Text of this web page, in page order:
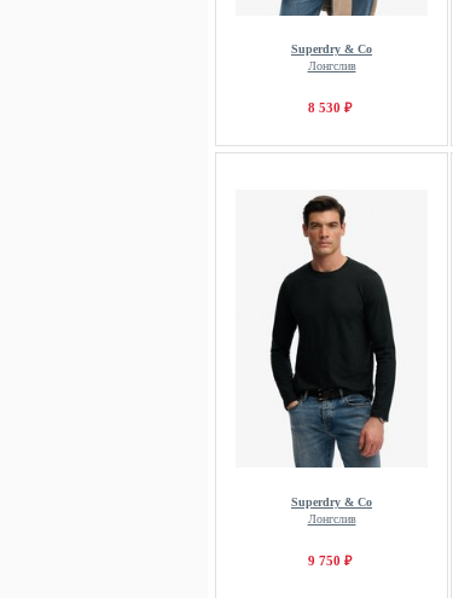
Superdry & Co
Лонгслив
8 530 ₽
Superdry & Co
Лонгслив
9 750 ₽